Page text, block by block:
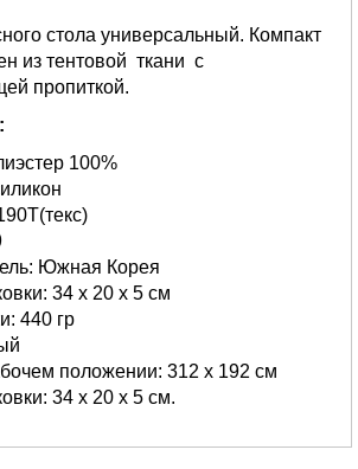
стола универсальный. Компакт
из тентовой ткани с
пропиткой.
100%
Южная Корея
34 х 20 х 5 см
440 гр
положении: 312 х 192 см
34 х 20 х 5 см.